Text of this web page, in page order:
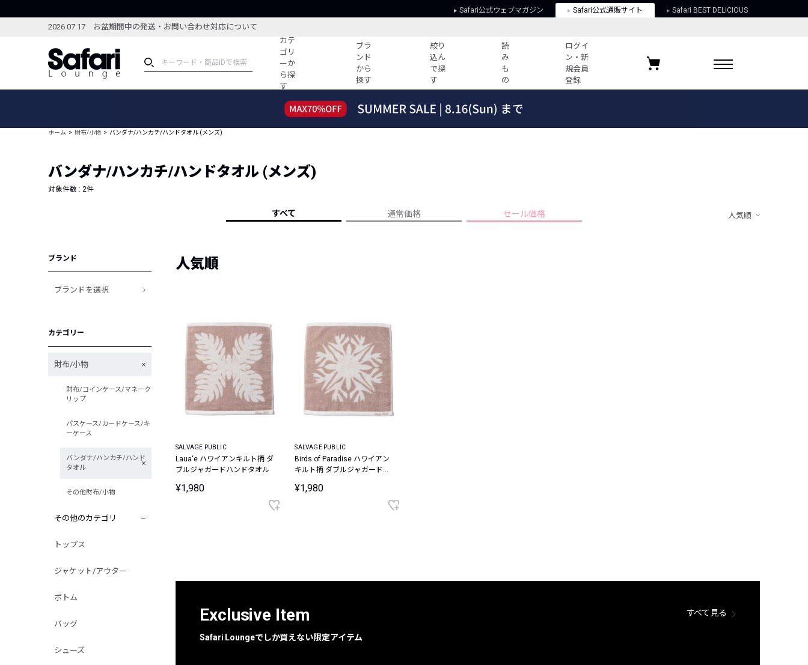
Safari公式ウェブマガジン Safari公式通販サイト Safari BEST DELICIOUS
2026.07.17 お盆期間中の発送・お問い合わせ対応について
カテ
ゴリ
ーか
ら探
す
ブラ
ンド
から
探す
絞り
込ん
で探
す
読
み
も
の
ログイ
ン・新
規会員
登録
ブランドから探す
新着アイテム
編集部のおすすめアイテム
特集記事
コーディネート
すべての記事
人気記事ランキング
セールおすすめアイテム
人気アイテム TOP 15
プライバシーポリシー
お気に入りブランド
ホーム 財布/小物 バンダナ/ハンカチ/ハンドタオル (メンズ)
バンダナ/ハンカチ/ハンドタオル (メンズ)
対象件数 : 2件
すべて 通常価格 セール価格 人気順
ブランド
ブランドを選択
カテゴリー
財布/小物
財布/コインケース/マネーク
リップ
パスケース/カードケース/キ
ーケース
バンダナ/ハンカチ/ハンド
タオル
その他財布/小物
その他のカテゴリ
トップス
ジャケット/アウター
ボトム
バッグ
シューズ
人気順
SALVAGE PUBLIC
Laua‘e ハワイアンキルト柄 ダ
ブルジャガードハンドタオル
¥1,980
SALVAGE PUBLIC
Birds of Paradise ハワイアン
キルト柄 ダブルジャガードハ
¥1,980
Exclusive Item
Safari Loungeでしか買えない限定アイテム
すべて見る